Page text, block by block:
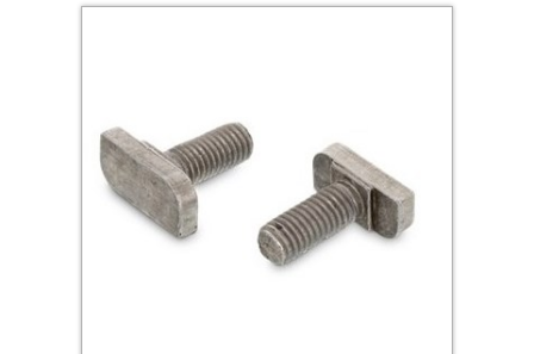
Заклепки (Гайки-Заклепки)
Инструмент